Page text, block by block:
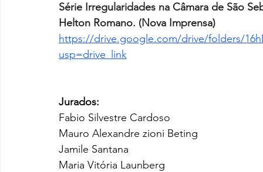
Série Irregularidades na Câmara de São
Helton Romano. (Nova Imprensa)
https://drive.google.com/drive/folders/
usp=drive_link
Jurados:
Fabio Silvestre Cardoso
Mauro Alexandre zioni Beting
Jamile Santana
Maria Vitória Launberg